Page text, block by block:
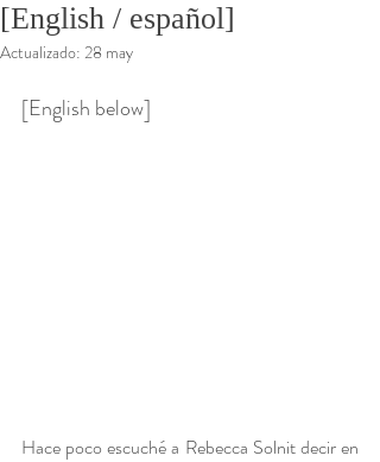
[English / español]
Actualizado: 28 may
[English below]
Hace poco escuché a Rebecca Solnit decir en